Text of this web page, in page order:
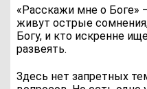
«Расскажи мне о Боге»
живут острые
Богу, и кто искренне
развеять.
Здесь нет запретных